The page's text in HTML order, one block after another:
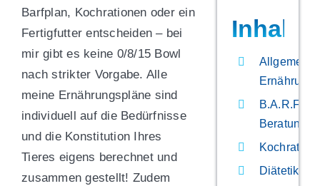
Barfplan, Kochrationen oder ein
Fertigfutter entscheiden – bei
mir gibt es keine 0/8/15 Bowl
nach strikter Vorgabe. Alle
meine Ernährungspläne sind
individuell auf die Bedürfnisse
und die Konstitution Ihres
Tieres eigens berechnet und
zusammen gestellt! Zudem
Allgemeine
B.A.R.F.
Beratung
Diätetik